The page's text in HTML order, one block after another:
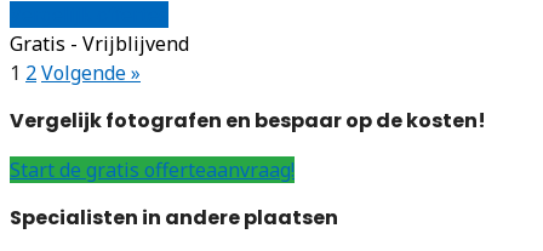
Gratis - Vrijblijvend
1 2Volgende »
Vergelijk fotografen en bespaar op de kosten!
Start de gratis offerteaanvraag!
Specialisten in andere plaatsen